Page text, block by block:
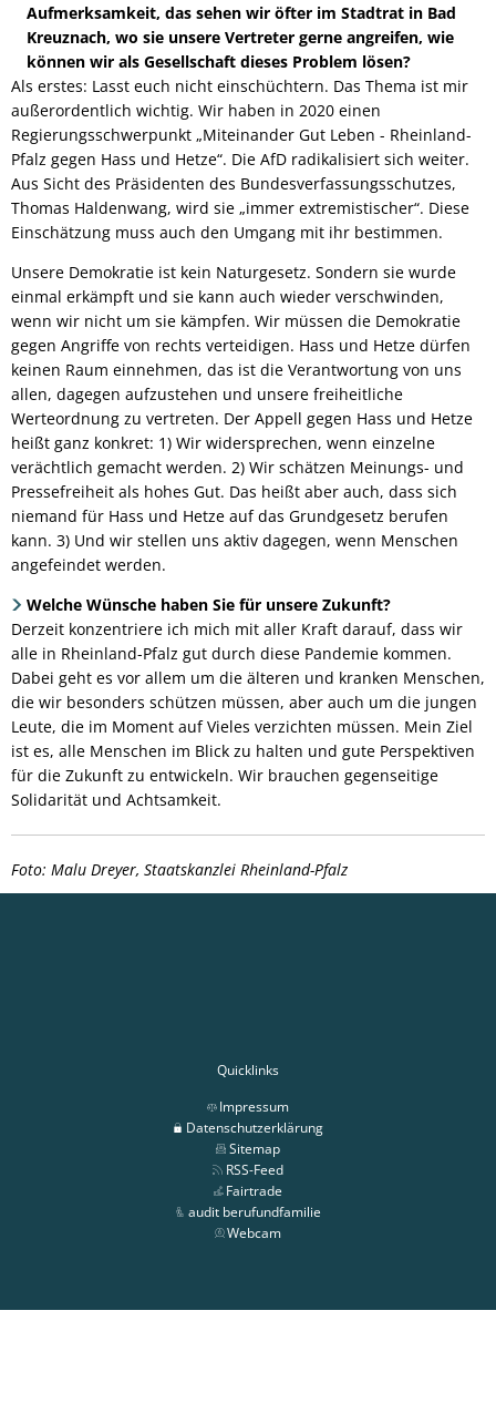
Aufmerksamkeit, das sehen wir öfter im Stadtrat in Bad
Kreuznach, wo sie unsere Vertreter gerne angreifen, wie
können wir als Gesellschaft dieses Problem lösen?
Als erstes: Lasst euch nicht einschüchtern. Das Thema ist mir
außerordentlich wichtig. Wir haben in 2020 einen
Regierungsschwerpunkt „Miteinander Gut Leben - Rheinland-
Pfalz gegen Hass und Hetze“. Die AfD radikalisiert sich weiter.
Aus Sicht des Präsidenten des Bundesverfassungsschutzes,
Thomas Haldenwang, wird sie „immer extremistischer“. Diese
Einschätzung muss auch den Umgang mit ihr bestimmen.
Unsere Demokratie ist kein Naturgesetz. Sondern sie wurde
einmal erkämpft und sie kann auch wieder verschwinden,
wenn wir nicht um sie kämpfen. Wir müssen die Demokratie
gegen Angriffe von rechts verteidigen. Hass und Hetze dürfen
keinen Raum einnehmen, das ist die Verantwortung von uns
allen, dagegen aufzustehen und unsere freiheitliche
Werteordnung zu vertreten. Der Appell gegen Hass und Hetze
heißt ganz konkret: 1) Wir widersprechen, wenn einzelne
verächtlich gemacht werden. 2) Wir schätzen Meinungs- und
Pressefreiheit als hohes Gut. Das heißt aber auch, dass sich
niemand für Hass und Hetze auf das Grundgesetz berufen
kann. 3) Und wir stellen uns aktiv dagegen, wenn Menschen
angefeindet werden.
Welche Wünsche haben Sie für unsere Zukunft?
Derzeit konzentriere ich mich mit aller Kraft darauf, dass wir
alle in Rheinland-Pfalz gut durch diese Pandemie kommen.
Dabei geht es vor allem um die älteren und kranken Menschen,
die wir besonders schützen müssen, aber auch um die jungen
Leute, die im Moment auf Vieles verzichten müssen. Mein Ziel
ist es, alle Menschen im Blick zu halten und gute Perspektiven
für die Zukunft zu entwickeln. Wir brauchen gegenseitige
Solidarität und Achtsamkeit.
Foto: Malu Dreyer, Staatskanzlei Rheinland-Pfalz
Quicklinks
Impressum
Datenschutzerklärung
Sitemap
RSS-Feed
Fairtrade
audit berufundfamilie
Webcam